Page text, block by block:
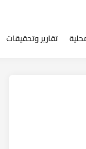
تقارير وتحقيقات